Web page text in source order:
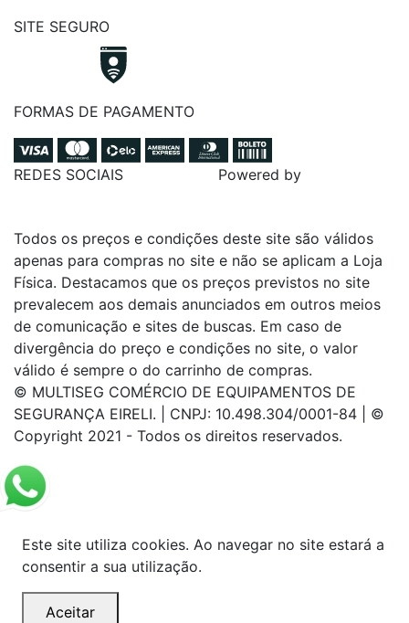
SITE SEGURO
FORMAS DE PAGAMENTO
REDES SOCIAIS Powered by
Todos os preços e condições deste site são válidos
apenas para compras no site e não se aplicam a Loja
Física. Destacamos que os preços previstos no site
prevalecem aos demais anunciados em outros meios
de comunicação e sites de buscas. Em caso de
divergência do preço e condições no site, o valor
válido é sempre o do carrinho de compras.
© MULTISEG COMÉRCIO DE EQUIPAMENTOS DE
SEGURANÇA EIRELI. | CNPJ: 10.498.304/0001-84 | ©
Copyright 2021 - Todos os direitos reservados.
Este site utiliza cookies. Ao navegar no site estará a
consentir a sua utilização.
Aceitar